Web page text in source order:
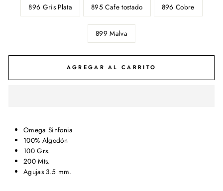
896 Gris Plata 895 Cafe tostado 896 Cobre
899 Malva
AGREGAR AL CARRITO
Omega Sinfonia
100% Algodón
100 Grs.
200 Mts.
Agujas 3.5 mm.